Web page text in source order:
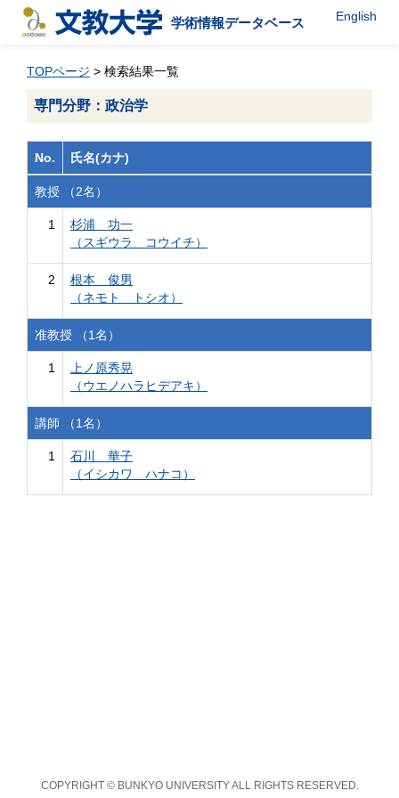
学術情報データベース English
TOPページ > 検索結果一覧
専門分野：政治学
No. 氏名(カナ)
教授 （2名）
1
杉浦 功一
（スギウラ コウイチ）
2
根本 俊男
（ネモト トシオ）
准教授 （1名）
1
上ノ原秀晃
（ウエノハラヒデアキ）
講師 （1名）
1
石川 華子
（イシカワ ハナコ）
COPYRIGHT © BUNKYO UNIVERSITY ALL RIGHTS RESERVED.